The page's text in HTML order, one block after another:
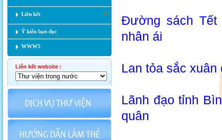
Liên kết
Ý kiến bạn đọc
WWW5
Liên kết website :
Đường sách Tết
nhân ái
Lan tỏa sắc
Lãnh đạo tỉnh
quân